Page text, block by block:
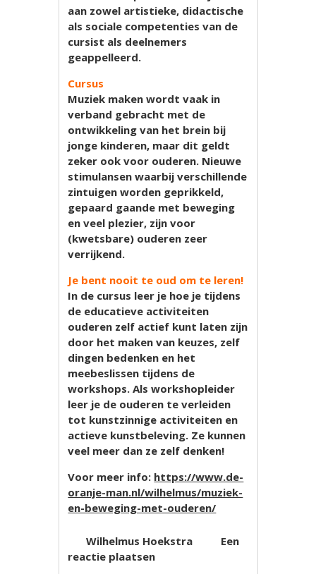
aan zowel artistieke, didactische
als sociale competenties van de
cursist als deelnemers
geappelleerd.
Cursus
Muziek maken wordt vaak in
verband gebracht met de
ontwikkeling van het brein bij
jonge kinderen, maar dit geldt
zeker ook voor ouderen. Nieuwe
stimulansen waarbij verschillende
zintuigen worden geprikkeld,
gepaard gaande met beweging
en veel plezier, zijn voor
(kwetsbare) ouderen zeer
verrijkend.
Je bent nooit te oud om te leren!
In de cursus leer je hoe je tijdens
de educatieve activiteiten
ouderen zelf actief kunt laten zijn
door het maken van keuzes, zelf
dingen bedenken en het
meebeslissen tijdens de
workshops. Als workshopleider
leer je de ouderen te verleiden
tot kunstzinnige activiteiten en
actieve kunstbeleving. Ze kunnen
veel meer dan ze zelf denken!
Voor meer info: https://www.de-
oranje-man.nl/wilhelmus/muziek-
en-beweging-met-ouderen/
Wilhelmus Hoekstra
Een
reactie plaatsen